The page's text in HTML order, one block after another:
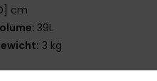
cm
39L
3 kg